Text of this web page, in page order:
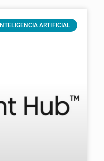
INTELIGENCIA ARTIFICIAL